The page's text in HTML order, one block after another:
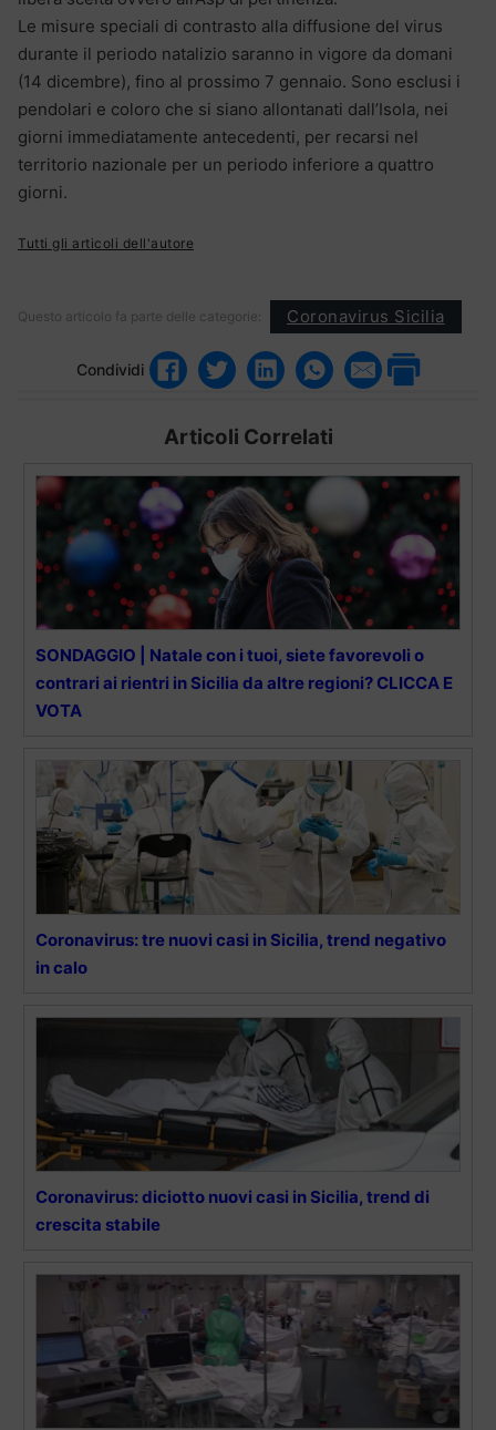
Le misure speciali di contrasto alla diffusione del virus
durante il periodo natalizio saranno in vigore da domani
(14 dicembre), fino al prossimo 7 gennaio. Sono esclusi i
pendolari e coloro che si siano allontanati dall’Isola, nei
giorni immediatamente antecedenti, per recarsi nel
territorio nazionale per un periodo inferiore a quattro
giorni.
Tutti gli articoli dell'autore
Questo articolo fa parte delle categorie: Coronavirus Sicilia
Condividi
Articoli Correlati
SONDAGGIO | Natale con i tuoi, siete favorevoli o
contrari ai rientri in Sicilia da altre regioni? CLICCA E
VOTA
Coronavirus: tre nuovi casi in Sicilia, trend negativo
in calo
Coronavirus: diciotto nuovi casi in Sicilia, trend di
crescita stabile